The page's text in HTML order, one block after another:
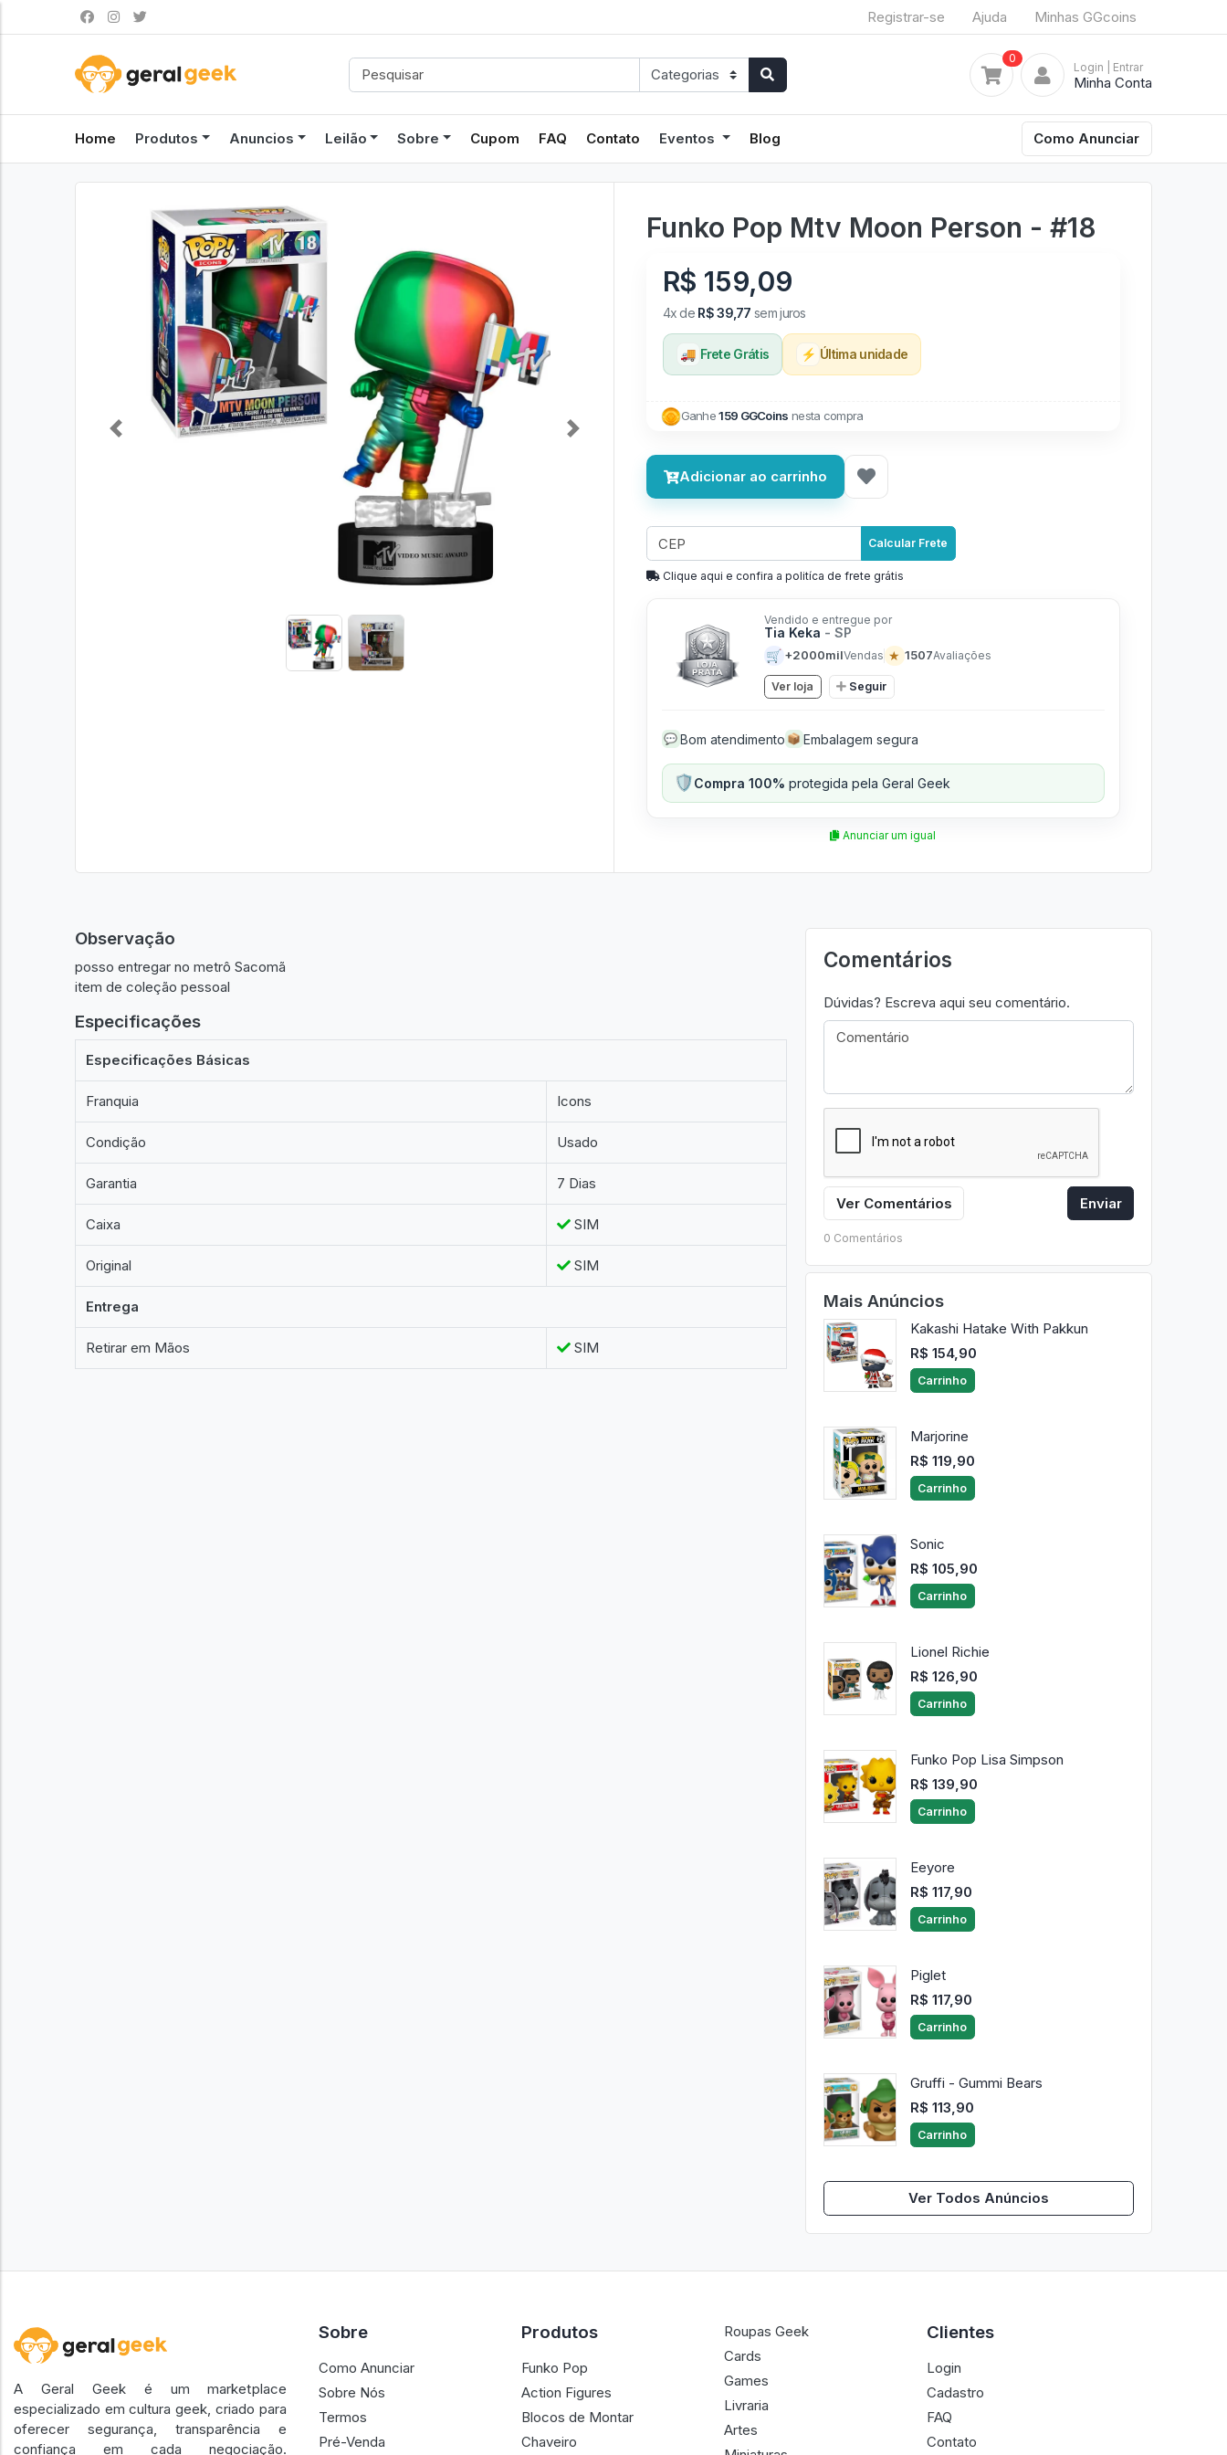
Registrar-se Ajuda Minhas GGcoins
0
Login | Entrar
Minha Conta
Home Produtos Anuncios Leilão Sobre Cupom FAQ Contato Eventos Blog Como Anunciar
Previous Next
Funko Pop Mtv Moon Person - #18
R$ 159,09
4x de R$ 39,77 sem juros
🚚 Frete Grátis ⚡ Última unidade
Ganhe159 GGCoins nesta compra
Adicionar ao carrinho
Calcular Frete
Clique aqui e confira a politíca de frete grátis
Vendido e entregue por
Tia Keka - SP
🛒 +2000milVendas ★ 1507Avaliações
Ver loja Seguir
💬 Bom atendimento 📦 Embalagem segura
🛡️Compra 100% protegida pela Geral Geek
Anunciar um igual
Observação
posso entregar no metrô Sacomã
item de coleção pessoal
Especificações
Especificações Básicas
Franquia Icons
Condição Usado
Garantia 7 Dias
Caixa SIM
Original SIM
Entrega
Retirar em Mãos SIM
Comentários
Dúvidas? Escreva aqui seu comentário.
Ver Comentários Enviar
0 Comentários
Mais Anúncios
Kakashi Hatake With Pakkun
R$ 154,90
Carrinho
Marjorine
R$ 119,90
Carrinho
Sonic
R$ 105,90
Carrinho
Lionel Richie
R$ 126,90
Carrinho
Funko Pop Lisa Simpson
R$ 139,90
Carrinho
Eeyore
R$ 117,90
Carrinho
Piglet
R$ 117,90
Carrinho
Gruffi - Gummi Bears
R$ 113,90
Carrinho
Ver Todos Anúncios
A Geral Geek é um marketplace
especializado em cultura geek, criado para
oferecer segurança, transparência e
confiança em cada negociação.
Sobre
Como Anunciar
Sobre Nós
Termos
Pré-Venda
Produtos
Funko Pop
Action Figures
Blocos de Montar
Chaveiro
Roupas Geek
Cards
Games
Livraria
Artes
Clientes
Login
Cadastro
FAQ
Contato